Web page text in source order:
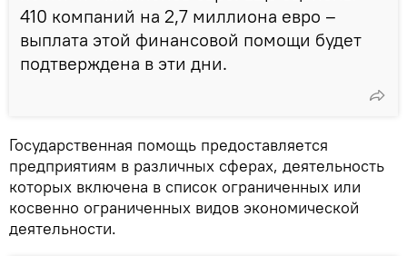
410 компаний на 2,7 миллиона евро –
выплата этой финансовой помощи будет
подтверждена в эти дни.
Государственная помощь предоставляется
предприятиям в различных сферах, деятельность
которых включена в список ограниченных или
косвенно ограниченных видов экономической
деятельности.